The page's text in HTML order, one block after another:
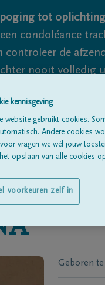
tot
condoléance
de
nooit volledig
Geboren te
kennisgeving
website gebruikt cookies.
Andere cookies
vragen we wél jouw
opslaan van alle cookies
voorkeuren zelf in